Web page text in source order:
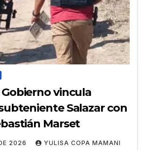
vincula
Salazar con
Marset
2026 YULISA COPA MAMANI